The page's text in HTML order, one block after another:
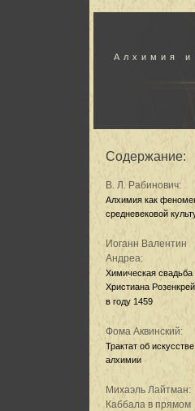
Алхимия и
Содержание:
В. Л. Рабинович:
Алхимия как
средневековой
Иоганн Валентин
Андреа:
Химическая свадьба
Христиана
в году 1459
Фома Аквинский:
Трактат об искусстве
алхимии
Михаэль Лайтман:
Каббала в прямом